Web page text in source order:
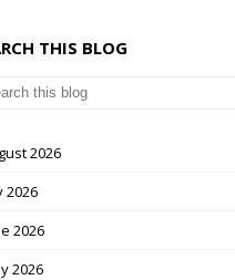
THIS BLOG
2026
2026
2026
2026